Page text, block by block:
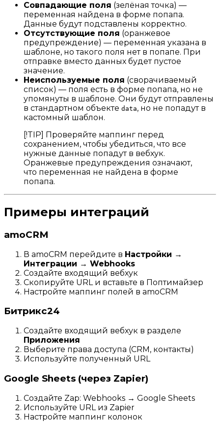
Совпадающие поля (зелёная точка) —
переменная найдена в форме попапа.
Данные будут подставлены корректно.
Отсутствующие поля (оранжевое
предупреждение) — переменная указана в
шаблоне, но такого поля нет в попапе. При
отправке вместо данных будет пустое
значение.
Неиспользуемые поля (сворачиваемый
список) — поля есть в форме попапа, но не
упомянуты в шаблоне. Они будут отправлены
в стандартном объекте data, но не попадут в
кастомный шаблон.
[!TIP] Проверяйте маппинг перед
сохранением, чтобы убедиться, что все
нужные данные попадут в вебхук.
Оранжевые предупреждения означают,
что переменная не найдена в форме
попапа.
Примеры интеграций
amoCRM
В amoCRM перейдите в Настройки →
Интеграции → Webhooks
Создайте входящий вебхук
Скопируйте URL и вставьте в Поптимайзер
Настройте маппинг полей в amoCRM
Битрикс24
Создайте входящий вебхук в разделе
Приложения
Выберите права доступа (CRM, контакты)
Используйте полученный URL
Google Sheets (через Zapier)
Создайте Zap: Webhooks → Google Sheets
Используйте URL из Zapier
Настройте маппинг колонок